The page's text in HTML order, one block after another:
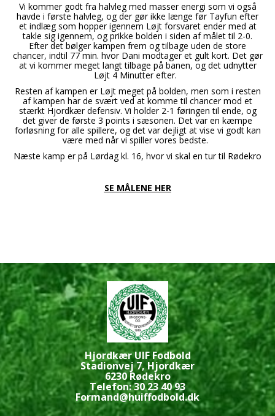
Vi kommer godt fra halvleg med masser energi som vi også
havde i første halvleg, og der gør ikke længe før Tayfun efter
et indlæg som hopper igennem Løjt forsvaret ender med at
takle sig igennem, og prikke bolden i siden af målet til 2-0.
Efter det bølger kampen frem og tilbage uden de store
chancer, indtil 77 min. hvor Dani modtager et gult kort. Det gør
at vi kommer meget langt tilbage på banen, og det udnytter
Løjt 4 Minutter efter.
Resten af kampen er Løjt meget på bolden, men som i resten
af kampen har de svært ved at komme til chancer mod et
stærkt Hjordkær defensiv. Vi holder 2-1 føringen til ende, og
det giver de første 3 points i sæsonen. Det var en kæmpe
forløsning for alle spillere, og det var dejligt at vise vi godt kan
være med når vi spiller vores bedste.
Næste kamp er på Lørdag kl. 16, hvor vi skal en tur til Rødekro
SE MÅLENE HER
Hjordkær UIF Fodbold
Stadionvej 7, Hjordkær
6230 Rødekro
Telefon: 30 23 40 93
Formand@huiffodbold.dk